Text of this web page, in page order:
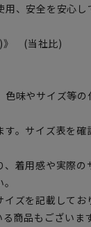
、安全を安心し
)》 (当社比)
味やサイズ等
。サイズ表を
着用感や実際
ズを記載してお
商品もございます